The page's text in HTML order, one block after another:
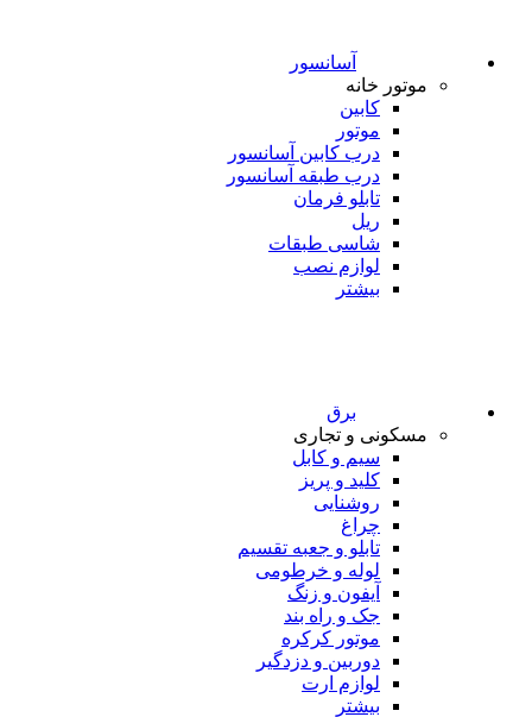
آسانسور
موتور خانه
کابین
موتور
درب کابین آسانسور
درب طبقه آسانسور
تابلو فرمان
ریل
شاسی طبقات
لوازم نصب
بیشتر
برق
مسکونی و تجاری
سیم و کابل
کلید و پریز
روشنایی
چراغ
تابلو و جعبه تقسیم
لوله و خرطومی
آیفون و زنگ
جک و راه بند
موتور کرکره
دوربین و دزدگیر
لوازم ارت
بیشتر